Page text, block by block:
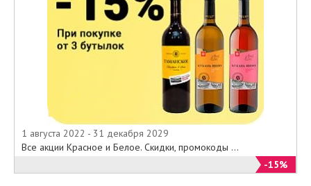
1 августа 2022 - 31 декабря 2029
Все акции Красное и Белое. Скидки, промокоды ...
-15%